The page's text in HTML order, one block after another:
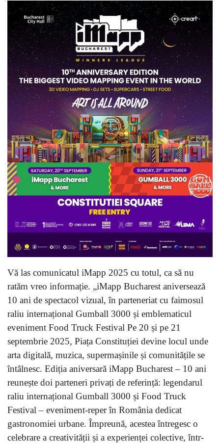
Vă las comunicatul iMapp 2025 cu totul, ca să nu
ratăm vreo informație. „iMapp Bucharest aniversează
10 ani de spectacol vizual, în parteneriat cu faimosul
raliu internațional Gumball 3000 și emblematicul
eveniment Food Truck Festival Pe 20 și pe 21
septembrie 2025, Piața Constituției devine locul unde
arta digitală, muzica, supermașinile și comunitățile se
întâlnesc. Ediția aniversară iMapp Bucharest – 10 ani
reunește doi parteneri privați de referință: legendarul
raliu internațional Gumball 3000 și Food Truck
Festival – eveniment-reper în România dedicat
gastronomiei urbane. Împreună, acestea întregesc o
celebrare a creativității și a experienței colective, într-